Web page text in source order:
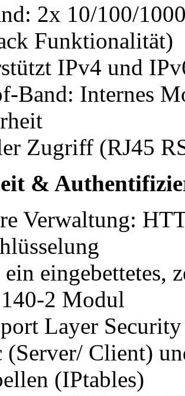
2x 10/100/
Funktionalität)
IPv4 und
Band: Internes
Zugriff (RJ45
&
Verwaltung:
eingebettetes,
2 Modul
Layer
(Server/ Client)
(IPtables)